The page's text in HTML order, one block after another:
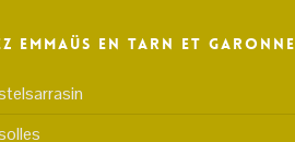
Emmaüs en Tarn et Garonne